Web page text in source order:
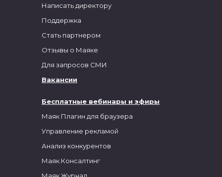
Бесплатные вебинары и эфиры
Маяк Плагин для браузера
Управление рекламой
Анализ конкурентов
Маяк.Консалтинг
Написать директору
Поддержка
Стать партнером
Отзывы о Маяке
Для запросов СМИ
Вакансии